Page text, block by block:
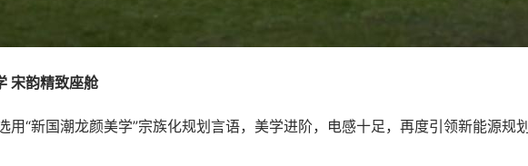
宋韵精致座舱
“新国潮龙颜美学”宗族化规划言语，美学进阶，电感十足，再度引领新能源规划